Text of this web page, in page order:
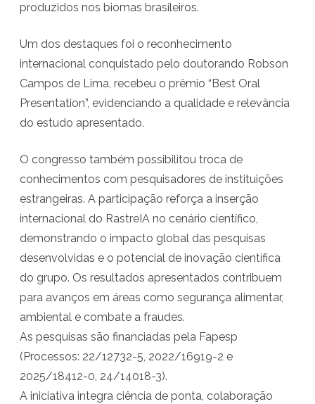
c
o
r
n
a
o
p
e
P
produzidos nos biomas brasileiros.
Um dos destaques foi o reconhecimento
internacional conquistado pelo doutorando Robson
Campos de Lima, recebeu o prêmio “Best Oral
Presentation”, evidenciando a qualidade e relevância
do estudo apresentado.
O congresso também possibilitou troca de
conhecimentos com pesquisadores de instituições
estrangeiras. A participação reforça a inserção
internacional do RastreIA no cenário científico,
demonstrando o impacto global das pesquisas
desenvolvidas e o potencial de inovação científica
do grupo. Os resultados apresentados contribuem
para avanços em áreas como segurança alimentar,
ambiental e combate a fraudes.
As pesquisas são financiadas pela Fapesp
(Processos: 22/12732-5, 2022/16919-2 e
2025/18412-0, 24/14018-3).
A iniciativa integra ciência de ponta, colaboração